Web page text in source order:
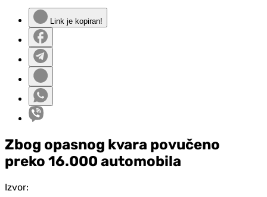
Link je kopiran!
Zbog opasnog kvara povučeno
preko 16.000 automobila
Izvor: